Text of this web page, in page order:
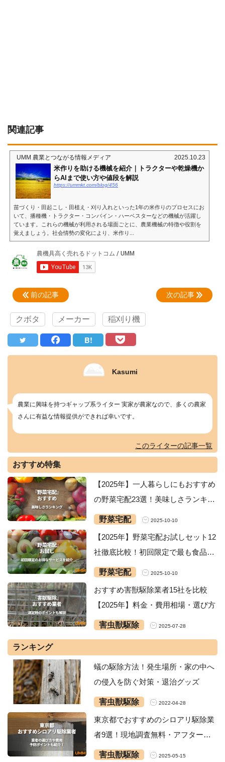
関連記事
UMM 農業とつながる情報メディア 2025.10.23
米作りを助ける機械を紹介｜トラクターや乾燥機か
らAIまで使い方や値段を解説
https://ummkt.com/blog/456
苗づくり・田起こし・田植え・刈り入れといった1年の米作りのプロセスにお
いて、播種機・トラクター・コンバイン・ハーベスターなどの機械が活躍し
ています。これらの機械が利用される場面ごとに、農業機械の特徴や役割を
覚えましょう。社会情勢の変化により、米作り...
前の記事 次の記事
クボタ メーカー 稲刈り機
B!
Kasumi
農業に興味を持つギャップ系ライター 実家が農家なので、多くの農家
さんに有益な情報提供ができれば幸いです。
このライターの記事一覧
おすすめ特集
【2025年】一人暮らしにもおすすめ
の野菜宅配23選！美味しさランキン
グ・安いサービスを紹介
野菜宅配 2025-10-10
【2025年】野菜宅配お試しセット12
社徹底比較！初回限定で最も食品が
お得なサービスは？
野菜宅配 2025-10-10
おすすめ害獣駆除業者15社を比較
【2025年】料金・費用相場・選び方
害虫獣駆除 2025-07-28
ランキング
蟻の駆除方法！発生場所・家の中へ
の侵入を防ぐ対策・退治グッズ
害虫獣駆除 2022-04-28
東京都でおすすめのシロアリ駆除業
者9選！現地調査無料・アフターサ
ポート付きの業者も紹介！
害虫獣駆除 2025-05-15